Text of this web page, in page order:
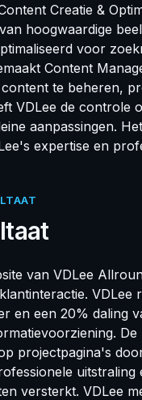
Creatie &
hoogwaardige
voor
Content
te beheren,
VDLee de controle
aanpassingen.
expertise en
van VDLee
en een 20% daling
projectpagina's
versterkt. VDLee